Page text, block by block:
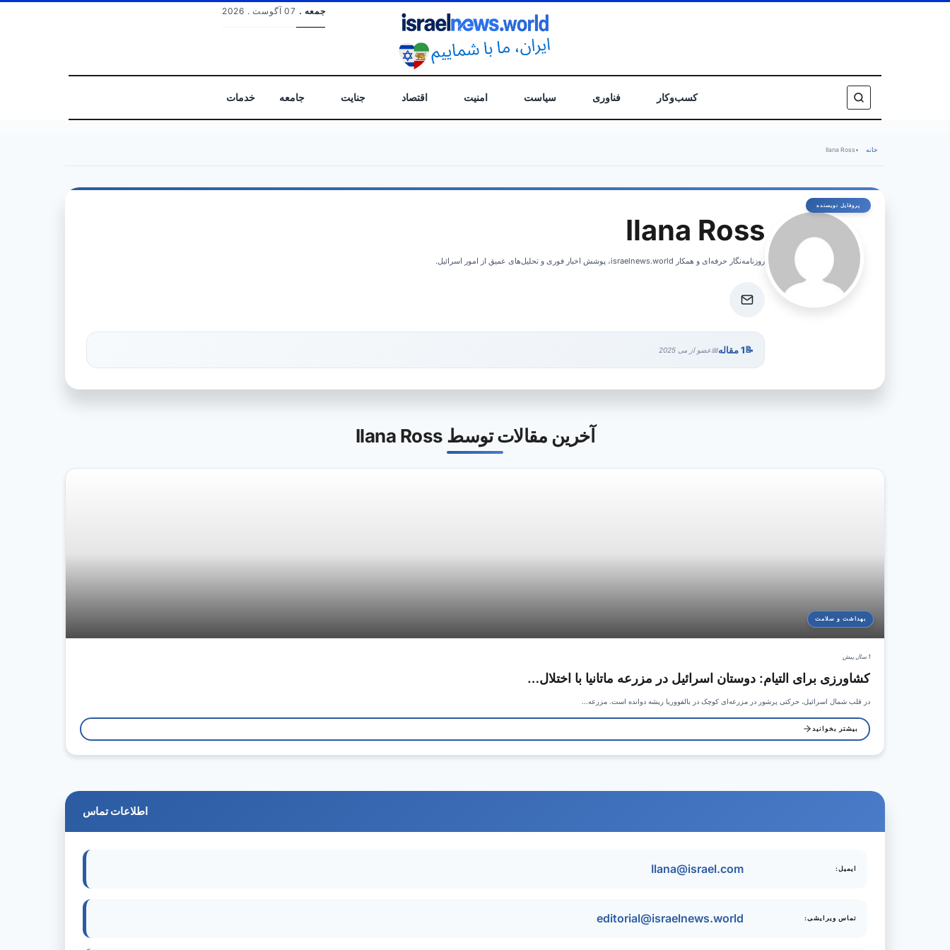
جمعه . 07 آگوست . 2026
کسب‌وکار فناوری سیاست امنیت اقتصاد جنایت جامعه خدمات
خانه •
Ilana Ross
Ilana Ross
روزنامه‌نگار حرفه‌ای و همکار israelnews.world، پوشش اخبار فوری و تحلیل‌های عمیق از امور اسرائیل.
1 مقاله عضو از می 2025
آخرین مقالات توسط Ilana Ross
بهداشت و سلامت
1 سال پیش
کشاورزی برای التیام: دوستان اسرائیل در مزرعه ماتانیا با اختلال…
در قلب شمال اسرائیل، حرکتی پرشور در مزرعه‌ای کوچک در بالفووریا ریشه دوانده است. مزرعه…
بیشتر بخوانید
اطلاعات تماس
ایمیل: Ilana@israel.com
تماس ویرایشی: editorial@israelnews.world